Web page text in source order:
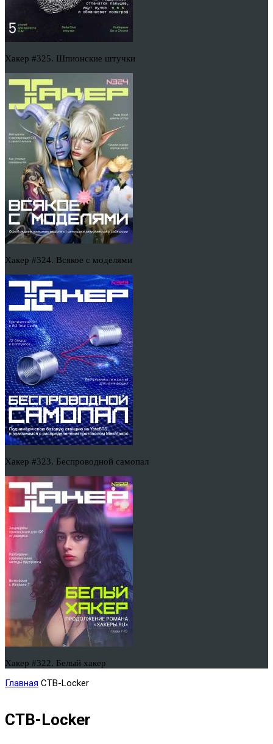
Хакер #325. Шпионские штучки
Хакер #324. Всякое с моделями
Хакер #323. Беспроводной самопал
Хакер #322. Белый хакер
Главная CTB-Locker
CTB-Locker